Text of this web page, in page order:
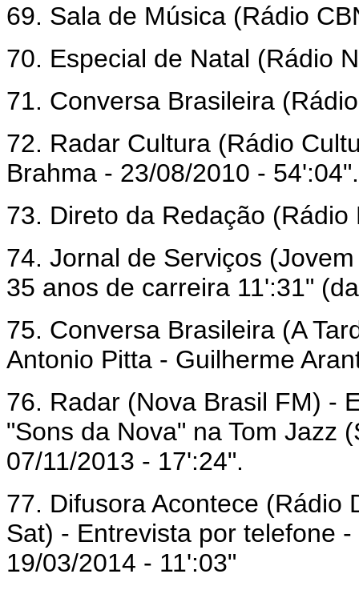
69. Sala de Música (Rádio
70. Especial de Natal (Rádio
71. Conversa Brasileira
72. Radar Cultura (Rádio
Brahma - 23/08/2010 - 54':04".
73. Direto da Redação
74. Jornal de Serviços
35 anos de carreira 11':31"
75. Conversa Brasileira (A
Antonio Pitta - Guilherme
76. Radar (Nova Brasil FM) -
"Sons da Nova" na Tom Jazz
07/11/2013 - 17':24".
77. Difusora Acontece (Rádio
Sat) - Entrevista por telefone
19/03/2014 - 11':03"